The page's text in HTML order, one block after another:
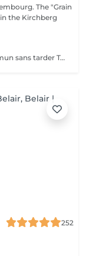
The "Grain
the Kirchberg
Venez découvrir ce massage hors du commun sans tarder Tout d'abord nous utilisons une huile végétale et pure puis nous massons l'ensemble du corps en alternant brosses et pierres. Relaxation assurée ! Le corps est détendu et tonifié.
252